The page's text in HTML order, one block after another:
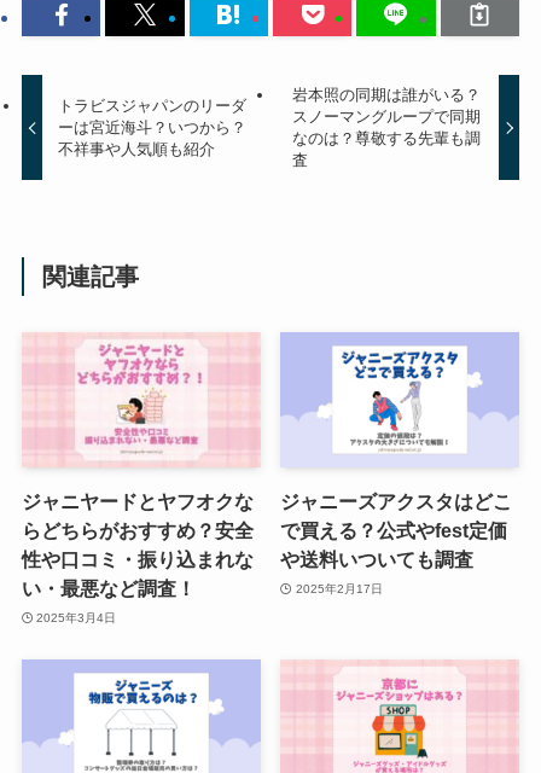
ジャニーズライブのルールは？厚
すの日常の支払い方法や月額・見
永瀬廉のブレスレットはマイナス
ドライバーを使う？ブランド名
は？玉森裕太からのプレゼント？
ジャニーズライブの入場時間はい
つわかる？メールこない？何時間
前からか調査
は？行き方や予約方法は？オンラ
インショップなども解説
トラビスジャパンのリーダ
ーは宮近海斗？いつから？
不祥事や人気順も紹介
岩本照の同期は誰がいる？
スノーマングループで同期
なのは？尊敬する先輩も調
査
関連記事
ジャニヤードとヤフオクな
らどちらがおすすめ？安全
性や口コミ・振り込まれな
い・最悪など調査！
2025年3月4日
ジャニーズアクスタはどこ
で買える？公式やfest定価
や送料いついても調査
2025年2月17日